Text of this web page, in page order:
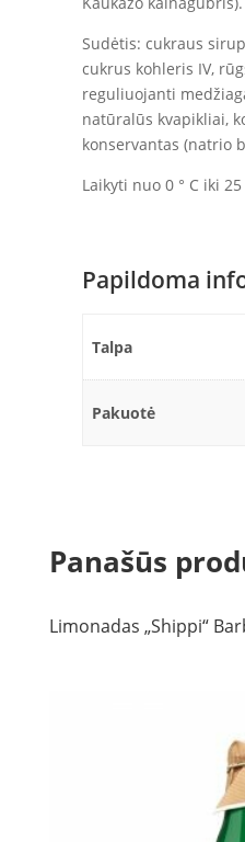
Sudėtis: cukraus
cukrus kohleris IV,
reguliuojanti
natūralūs kvapikliai,
konservantas (natrio
Laikyti nuo 0 ° C iki
Papildoma
Talpa
Pakuotė
Panašūs
Limonadas „Shippi“